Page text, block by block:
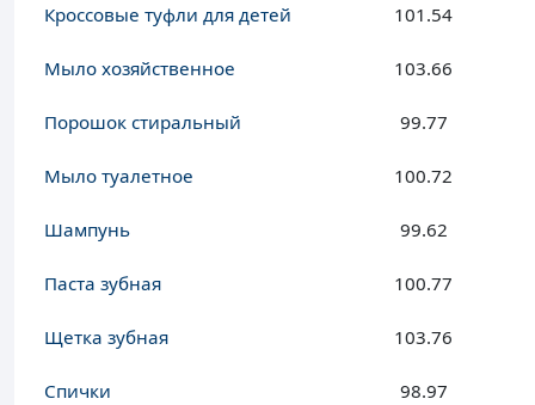
Кроссовые туфли для детей 101.54
Мыло хозяйственное 103.66
Порошок стиральный 99.77
Мыло туалетное 100.72
Шампунь 99.62
Паста зубная 100.77
Щетка зубная 103.76
Спички 98.97